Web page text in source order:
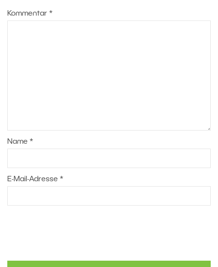
Kommentar *
Name *
E-Mail-Adresse *